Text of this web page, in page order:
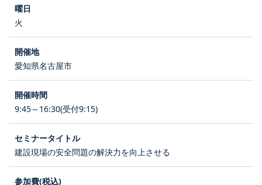
火
愛知県名古屋市
9:45～16:30(受付9:15)
建設現場の安全問題の解決力を向上させる